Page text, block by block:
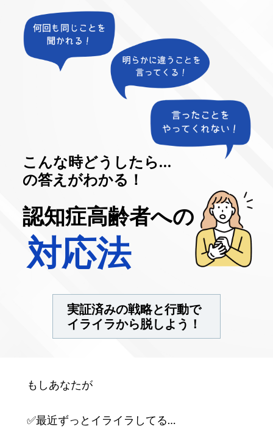
こんな時どうしたら…
の答えがわかる！
認知症高齢者への
対応法
実証済みの戦略と行動で
イライラから脱しよう！
もしあなたが
✅最近ずっとイライラしてる…